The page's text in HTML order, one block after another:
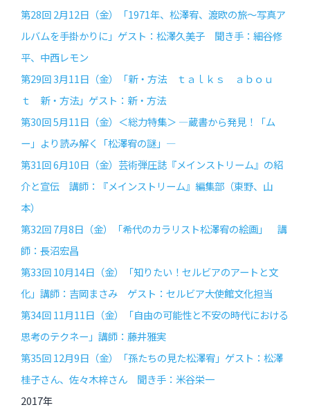
第28回 2月12日（金）「1971年、松澤宥、渡欧の旅〜写真ア
ルバムを手掛かりに」ゲスト：松澤久美子 聞き手：細谷修
平、中西レモン
第29回 3月11日（金）「新・方法 ｔａｌｋｓ ａｂｏｕ
ｔ 新・方法」ゲスト：新・方法
第30回 5月11日（金）＜総力特集＞ —蔵書から発見！「ム
ー」より読み解く「松澤宥の謎」—
第31回 6月10日（金）芸術弾圧誌『メインストリーム』の紹
介と宣伝 講師：『メインストリーム』編集部（東野、山
本）
第32回 7月8日（金）「希代のカラリスト松澤宥の絵画」 講
師：長沼宏昌
第33回 10月14日（金）「知りたい！セルビアのアートと文
化」講師：吉岡まさみ ゲスト：セルビア大使館文化担当
第34回 11月11日（金）「自由の可能性と不安の時代における
思考のテクネー」講師：藤井雅実
第35回 12月9日（金）「孫たちの見た松澤宥」ゲスト：松澤
桂子さん、佐々木梓さん 聞き手：米谷栄一
2017年